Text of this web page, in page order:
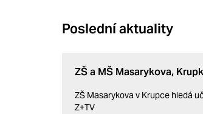
Poslední aktuality
ZŠ a MŠ Masarykova,
ZŠ Masarykova v Krupce hledá
Z+TV